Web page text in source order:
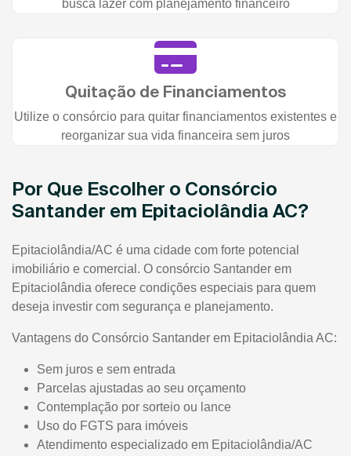
busca lazer com planejamento financeiro
Quitação de Financiamentos
Utilize o consórcio para quitar financiamentos existentes e
reorganizar sua vida financeira sem juros
Por Que Escolher o Consórcio
Santander em Epitaciolândia AC?
Epitaciolândia/AC é uma cidade com forte potencial
imobiliário e comercial. O consórcio Santander em
Epitaciolândia oferece condições especiais para quem
deseja investir com segurança e planejamento.
Vantagens do Consórcio Santander em Epitaciolândia AC:
Sem juros e sem entrada
Parcelas ajustadas ao seu orçamento
Contemplação por sorteio ou lance
Uso do FGTS para imóveis
Atendimento especializado em Epitaciolândia/AC